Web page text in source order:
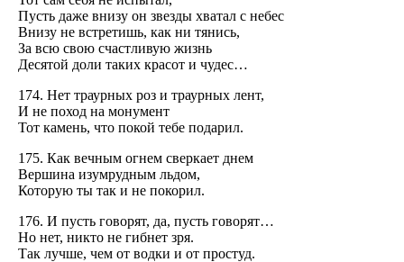
Пусть даже внизу он звезды хватал с небес
Внизу не встретишь, как ни тянись,
За всю свою счастливую жизнь
Десятой доли таких красот и чудес…
174. Нет траурных роз и траурных лент,
И не поход на монумент
Тот камень, что покой тебе подарил.
175. Как вечным огнем сверкает днем
Вершина изумрудным льдом,
Которую ты так и не покорил.
176. И пусть говорят, да, пусть говорят…
Но нет, никто не гибнет зря.
Так лучше, чем от водки и от простуд.